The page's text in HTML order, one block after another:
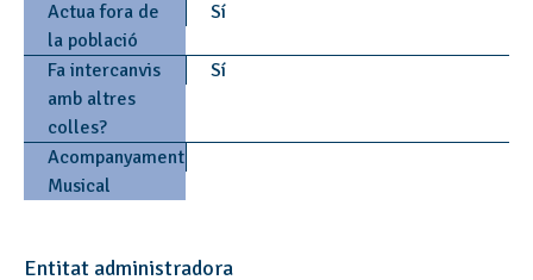
Actua fora de
la població
Sí
Fa intercanvis
amb altres
colles?
Sí
Acompanyament
Musical
Entitat administradora